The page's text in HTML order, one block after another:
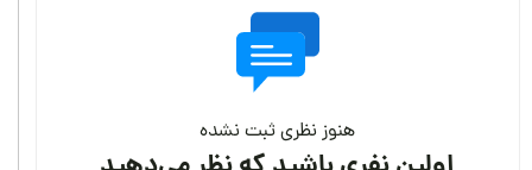
هنوز نظری ثبت نشده